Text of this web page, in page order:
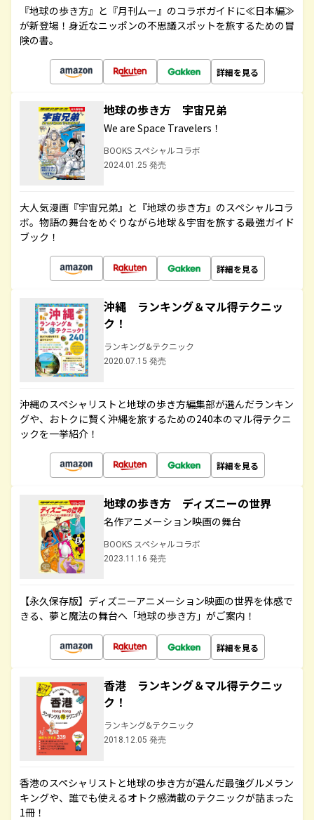
『地球の歩き方』と『月刊ムー』のコラボガイドに≪日本編≫
が新登場！身近なニッポンの不思議スポットを旅するための冒
険の書。
詳細を見る
地球の歩き方 宇宙兄弟
We are Space Travelers！
BOOKS スペシャルコラボ
2024.01.25 発売
大人気漫画『宇宙兄弟』と『地球の歩き方』のスペシャルコラ
ボ。物語の舞台をめぐりながら地球＆宇宙を旅する最強ガイド
ブック！
詳細を見る
沖縄 ランキング＆マル得テクニッ
ク！
ランキング&テクニック
2020.07.15 発売
沖縄のスペシャリストと地球の歩き方編集部が選んだランキン
グや、おトクに賢く沖縄を旅するための240本のマル得テクニ
ックを一挙紹介！
詳細を見る
地球の歩き方 ディズニーの世界
名作アニメーション映画の舞台
BOOKS スペシャルコラボ
2023.11.16 発売
【永久保存版】ディズニーアニメーション映画の世界を体感で
きる、夢と魔法の舞台へ「地球の歩き方」がご案内！
詳細を見る
香港 ランキング＆マル得テクニッ
ク！
ランキング&テクニック
2018.12.05 発売
香港のスペシャリストと地球の歩き方が選んだ最強グルメラン
キングや、誰でも使えるオトク感満載のテクニックが詰まった
1冊！